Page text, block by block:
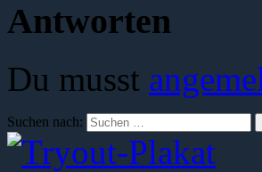
Antworten
Du musst
Suchen nach: